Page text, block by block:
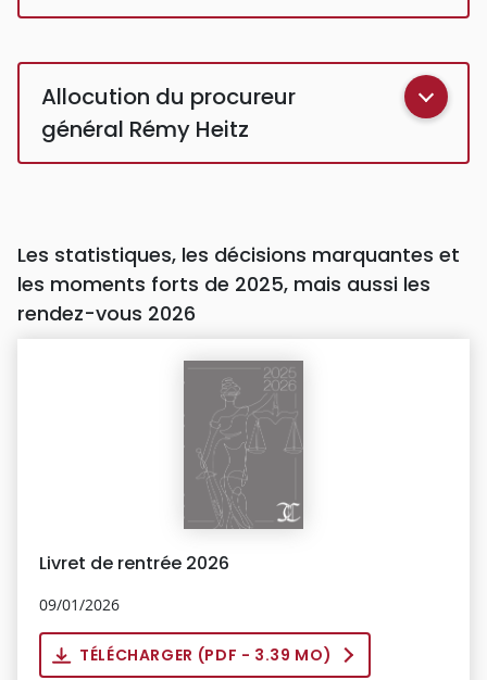
Allocution du procureur
général Rémy Heitz
Les statistiques, les décisions marquantes et
les moments forts de 2025, mais aussi les
rendez-vous 2026
Livret de rentrée 2026
09/01/2026
TÉLÉCHARGER (PDF - 3.39 MO)